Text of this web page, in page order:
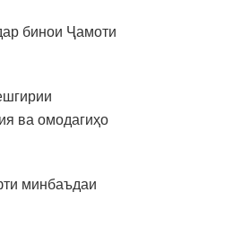
бинои Ҷамоти
ва омодагиҳо
минбаъдаи